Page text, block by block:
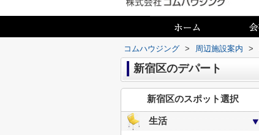
コムハウジング > 周辺施設案内 >
新宿区のデパート
新宿区のスポット選択
生活